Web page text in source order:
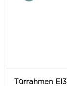
Türrahmen